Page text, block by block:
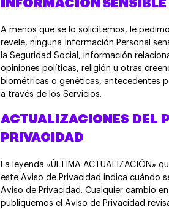
INFORMACIÓN SENSIBLE
A menos que se lo solicitemos, le
revele, ninguna Información Personal
la Seguridad Social, información
opiniones políticas, religión u otras
biométricas o genéticas, antecedentes
a través de los Servicios.
ACTUALIZACIONES DEL
PRIVACIDAD
La leyenda «ÚLTIMA ACTUALIZACIÓN»
este Aviso de Privacidad indica cuándo
Aviso de Privacidad. Cualquier cambio
publiquemos el Aviso de Privacidad